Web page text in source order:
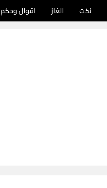
نكت الغاز اقوال وحكم